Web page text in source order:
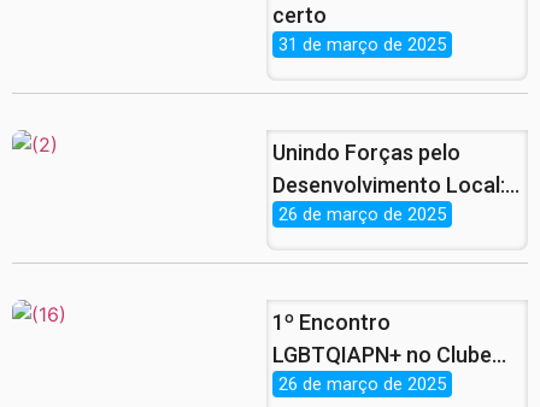
certo
31 de março de 2025
Unindo Forças pelo
Desenvolvimento Local:
Parcerias que Vão
26 de março de 2025
1º Encontro
LGBTQIAPN+ no Clube
Municipal do Condado
26 de março de 2025